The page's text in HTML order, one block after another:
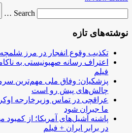
Search …
نوشته‌های تازه
تکذیب وقوع انفجار در مرز شلمچه
اعتراف رسانه صهیونیستی به
فیلم
پزشکیان: وفاق ملی مهم‌ترین
چالش‌های پیش رو است
عراقچی در تماس وزیرخارجه
ما جبران شود
پاشنه آشیل‌های آمریکا؛ از
در برابر ایران + فیلم